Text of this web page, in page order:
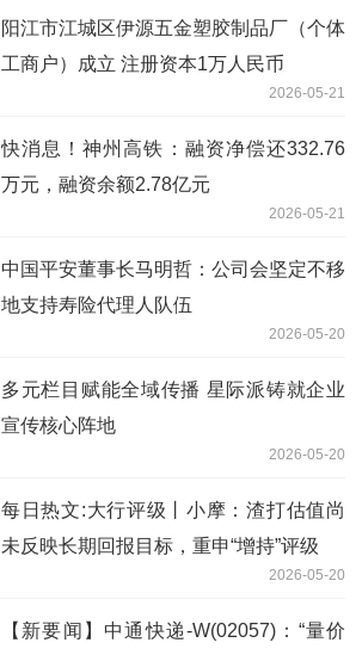
阳江市江城区伊源五金塑胶制品厂（个体
工商户）成立 注册资本1万人民币
2026-05-21
快消息！神州高铁：融资净偿还332.76
万元，融资余额2.78亿元
2026-05-21
中国平安董事长马明哲：公司会坚定不移
地支持寿险代理人队伍
2026-05-20
多元栏目赋能全域传播 星际派铸就企业
宣传核心阵地
2026-05-20
每日热文:大行评级丨小摩：渣打估值尚
未反映长期回报目标，重申“增持”评级
2026-05-20
【新要闻】中通快递-W(02057)：“量价